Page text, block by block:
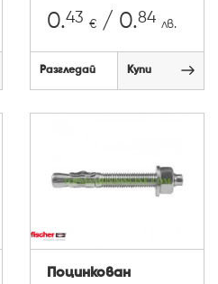
0.43 € / 0.84 лв.
Разгледай Купи
Поцинкован